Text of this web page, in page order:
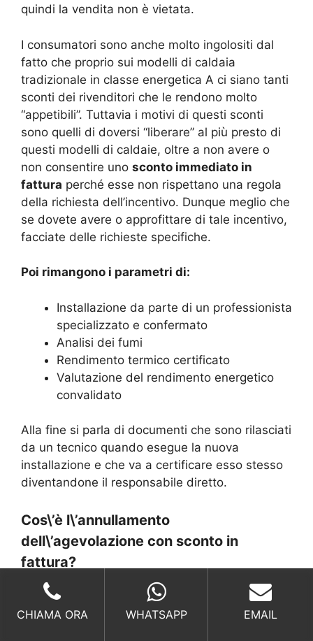
quindi la vendita non è vietata.
I consumatori sono anche molto ingolositi dal
fatto che proprio sui modelli di caldaia
tradizionale in classe energetica A ci siano tanti
sconti dei rivenditori che le rendono molto
“appetibili”. Tuttavia i motivi di questi sconti
sono quelli di doversi “liberare” al più presto di
questi modelli di caldaie, oltre a non avere o
non consentire uno sconto immediato in
fattura perché esse non rispettano una regola
della richiesta dell’incentivo. Dunque meglio che
se dovete avere o approfittare di tale incentivo,
facciate delle richieste specifiche.
Poi rimangono i parametri di:
Installazione da parte di un professionista
specializzato e confermato
Analisi dei fumi
Rendimento termico certificato
Valutazione del rendimento energetico
convalidato
Alla fine si parla di documenti che sono rilasciati
da un tecnico quando esegue la nuova
installazione e che va a certificare esso stesso
diventandone il responsabile diretto.
Cos\’è l\’annullamento
dell\’agevolazione con sconto in
fattura?
L’annullamento dell’agevolazione è la
contromisura adottata dallo Stato per coloro
CHIAMA ORA WHATSAPP EMAIL